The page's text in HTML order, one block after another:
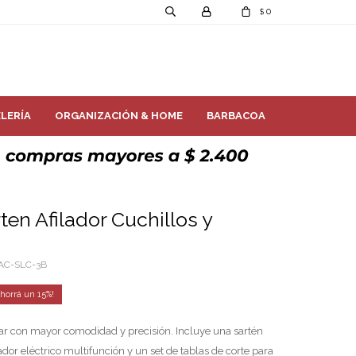
ORGANIZACIÓN & HOME BARBACOA
$ 0
Afilador Cuchillos y
SLC-3B
15
con mayor comodidad y precisión. Incluye una sartén
eléctrico multifunción y un set de tablas de corte para